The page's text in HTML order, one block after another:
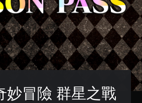
妙冒險 群星之戰